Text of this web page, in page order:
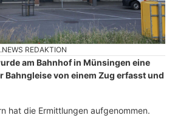
REDAKTION
am Bahnhof in Münsingen eine
Bahngleise von einem Zug erfasst und
hat die Ermittlungen aufgenommen.